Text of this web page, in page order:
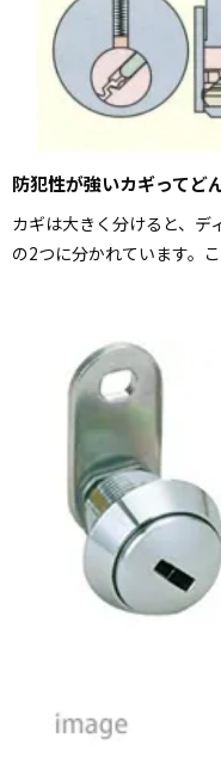
防犯性が強いカギってど
カギは大きく分けると、デ
の2つに分かれています。